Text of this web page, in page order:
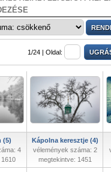
1/24 | Oldal:
(5)
4
Kápolna keresztje (4)
vélemények száma: 2
megtekintve: 1451